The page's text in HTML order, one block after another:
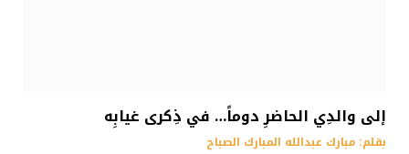
إلى والدِي الحاضرِ دوماً… في ذِكرى غيابِه
بقلم: مبارك عبدالله المبارك الصباح